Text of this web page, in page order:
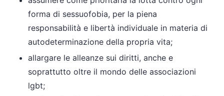
forma di sessuofobia, per la piena
responsabilità e libertà individuale in materia di
autodeterminazione della propria vita;
allargare le alleanze sui diritti, anche e
soprattutto oltre il mondo delle associazioni
lgbt;